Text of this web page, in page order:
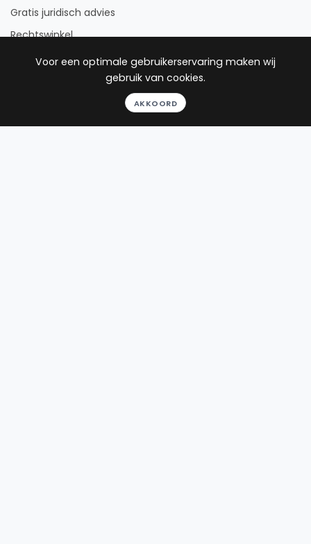
Gratis juridisch advies
Rechtswinkel
Juridisch Loket
Voor een optimale gebruikerservaring maken wij
gebruik van cookies.
AKKOORD